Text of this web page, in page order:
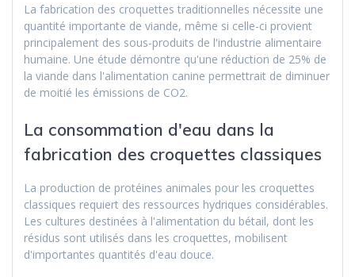
La fabrication des croquettes traditionnelles nécessite une
quantité importante de viande, même si celle-ci provient
principalement des sous-produits de l'industrie alimentaire
humaine. Une étude démontre qu'une réduction de 25% de
la viande dans l'alimentation canine permettrait de diminuer
de moitié les émissions de CO2.
La consommation d'eau dans la
fabrication des croquettes classiques
La production de protéines animales pour les croquettes
classiques requiert des ressources hydriques considérables.
Les cultures destinées à l'alimentation du bétail, dont les
résidus sont utilisés dans les croquettes, mobilisent
d'importantes quantités d'eau douce.